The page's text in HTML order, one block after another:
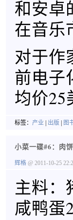
和安卓
在音乐
对于作
前电子
均价25
标签： 产业 出版 图
小菜一碟#6：肉
辉格 @ 2011-10-25
主料：
咸鸭蛋